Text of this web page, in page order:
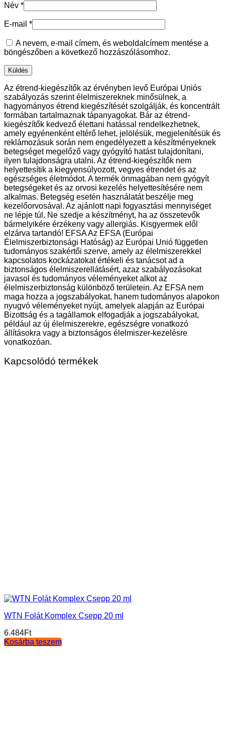
Név *
E-mail *
A nevem, e-mail címem, és weboldalcímem mentése a
böngészőben a következő hozzászólásomhoz.
Az étrend-kiegészítők az érvényben levő Európai Uniós
szabályozás szerint élelmiszereknek minősülnek, a
hagyományos étrend kiegészítését szolgálják, és koncentrált
formában tartalmaznak tápanyagokat. Bár az étrend-
kiegészítők kedvező élettani hatással rendelkezhetnek,
amely egyénenként eltérő lehet, jelölésük, megjelenítésük és
reklámozásuk során nem engedélyezett a készítményeknek
betegséget megelőző vagy gyógyító hatást tulajdonítani,
ilyen tulajdonságra utalni. Az étrend-kiegészítők nem
helyettesítik a kiegyensúlyozott, vegyes étrendet és az
egészséges életmódot. A termék önmagában nem gyógyít
betegségeket és az orvosi kezelés helyettesítésére nem
alkalmas. Betegség esetén használatát beszélje meg
kezelőorvosával. Az ajánlott napi fogyasztási mennyiséget
ne lépje túl. Ne szedje a készítményt, ha az összetevők
bármelyikére érzékeny vagy allergiás. Kisgyermek elől
elzárva tartandó! EFSA Az EFSA (Európai
Élelmiszerbiztonsági Hatóság) az Európai Unió független
tudományos szakértői szerve, amely az élelmiszerekkel
kapcsolatos kockázatokat értékeli és tanácsot ad a
biztonságos élelmiszerellátásért, azaz szabályozásokat
javasol és tudományos véleményeket alkot az
élelmiszerbiztonság különböző területein. Az EFSA nem
maga hozza a jogszabályokat, hanem tudományos alapokon
nyugvó véleményeket nyújt, amelyek alapján az Európai
Bizottság és a tagállamok elfogadják a jogszabályokat,
például az új élelmiszerekre, egészségre vonatkozó
állításokra vagy a biztonságos élelmiszer-kezelésre
vonatkozóan.
Kapcsolódó termékek
WTN Folát Komplex Csepp 20 ml
6.484Ft
Kosárba teszem